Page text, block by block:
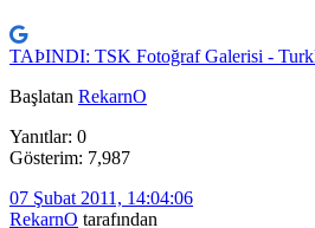
TAÞINDI: TSK Fotoğraf Galerisi -
Başlatan RekarnO
Yanıtlar: 0
Gösterim: 7,987
07 Şubat 2011, 14:04:06
RekarnO tarafından